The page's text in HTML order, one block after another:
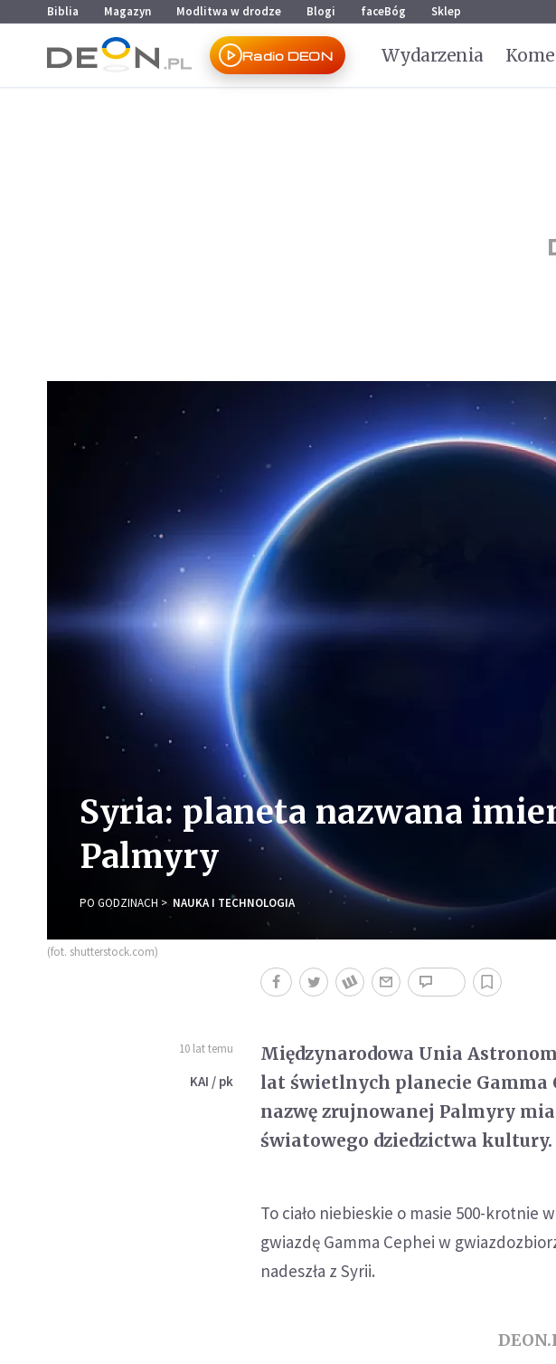
Przejdź do menu głównego
Przejdź do treści
Biblia Magazyn Modlitwa w drodze Blogi faceBóg Sklep
Radio DEON Wydarzenia
Syria: planeta nazwana
Palmyry
PO GODZINACH NAUKA I TECHNOLOGIA
(fot. shutterstock.com)
10 lat temu
KAI / pk
Międzynarodowa Unia
lat świetlnych planecie
nazwę zrujnowanej Palmyry
światowego dziedzictwa kultury.
To ciało niebieskie o masie 500-krotnie
gwiazdę Gamma Cephei w
nadeszła z Syrii.